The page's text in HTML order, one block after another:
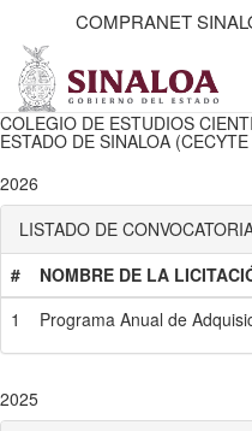
COMPRANET
COLEGIO DE ESTUDIOS
ESTADO DE SINALOA
2026
LISTADO DE
#
NOMBRE DE LA
1
Programa Anual de
2025